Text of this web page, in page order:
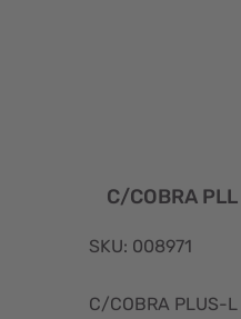
C/COBRA
SKU: 008971
C/COBRA PLUS-L